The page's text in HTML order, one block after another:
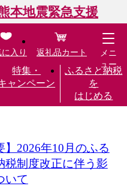
本地震緊急支援
特集・
ャンペーン
ふるさと納税
を
はじめる
入り 返礼品カート
メニ
ュー
】2026年10月のふる
税制度改正に伴う影
いて